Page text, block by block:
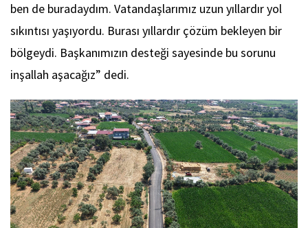
ben de buradaydım. Vatandaşlarımız uzun yıllardır yol
sıkıntısı yaşıyordu. Burası yıllardır çözüm bekleyen bir
bölgeydi. Başkanımızın desteği sayesinde bu sorunu
inşallah aşacağız” dedi.